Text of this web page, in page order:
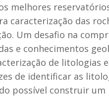
melhores
caracterização das
Um desafio na
e conhecimentos
de
de identificar as
possível construir